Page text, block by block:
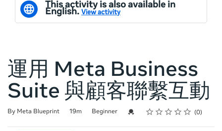
This activity is also available in
English. View activity
運用 Meta Business
Suite 與顧客聯繫互動
By Meta Blueprint
Duration 19m
Difficulty Beginner Credential For Completion
Rating
1 star
2 stars
3 stars
4 stars
5 stars
Average rating: 0 0
No reviews